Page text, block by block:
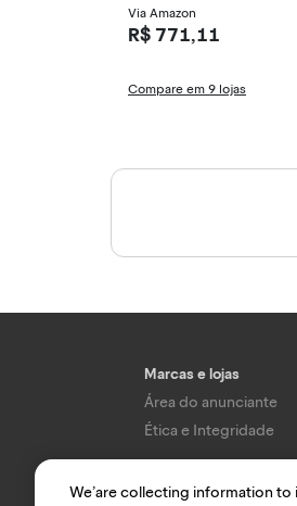
Via Amazon
R$ 771,11
Compare em 9 lojas
Marcas e lojas
Área do anunciante
Ética e Integridade
We’are collecting information